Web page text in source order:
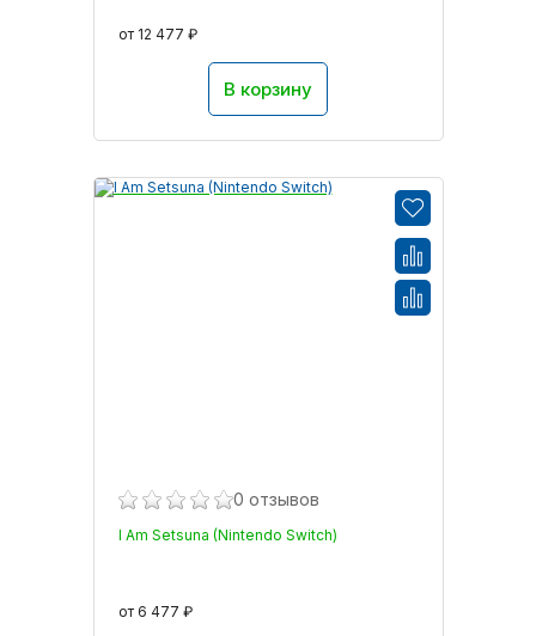
от 12 477 ₽
В корзину
0 отзывов
I Am Setsuna (Nintendo Switch)
от 6 477 ₽